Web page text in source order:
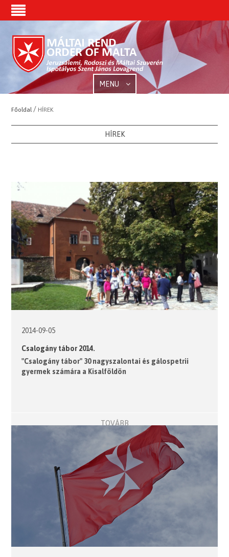
MENU
Főoldal / HÍREK
HÍREK
2014-09-05
Csalogány tábor 2014.
"Csalogány tábor" 30 nagyszalontai és gálospetrii
gyermek számára a Kisalföldön
TOVÁBB